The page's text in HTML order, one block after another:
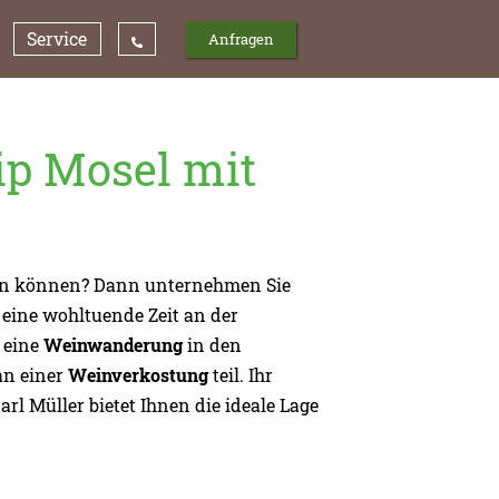
Service Anfragen
Mosel mit
können? Dann unternehmen Sie
wohltuende Zeit an der
Weinwanderungin den
einerWeinverkostungteil. Ihr
Müller bietet Ihnen die ideale Lage